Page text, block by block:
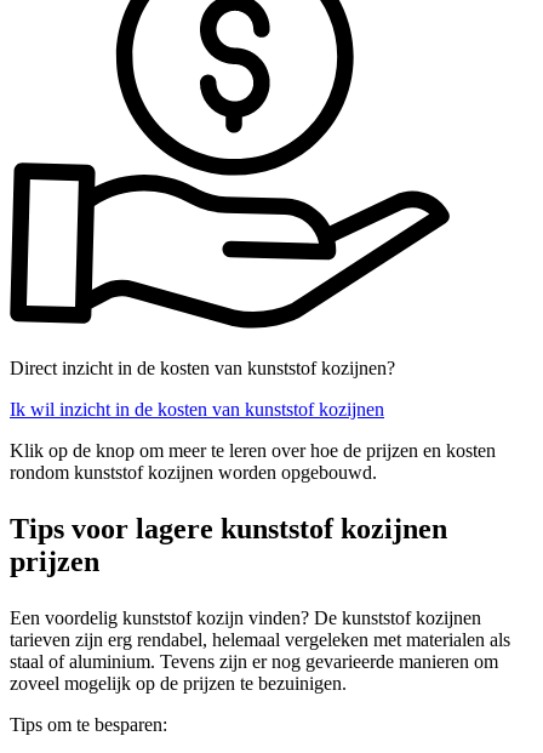
Direct inzicht in de kosten van kunststof kozijnen?
Ik wil inzicht in de kosten van kunststof kozijnen
Klik op de knop om meer te leren over hoe de prijzen en kosten
rondom kunststof kozijnen worden opgebouwd.
Tips voor lagere kunststof kozijnen
prijzen
Een voordelig kunststof kozijn vinden? De kunststof kozijnen
tarieven zijn erg rendabel, helemaal vergeleken met materialen als
staal of aluminium. Tevens zijn er nog gevarieerde manieren om
zoveel mogelijk op de prijzen te bezuinigen.
Tips om te besparen: